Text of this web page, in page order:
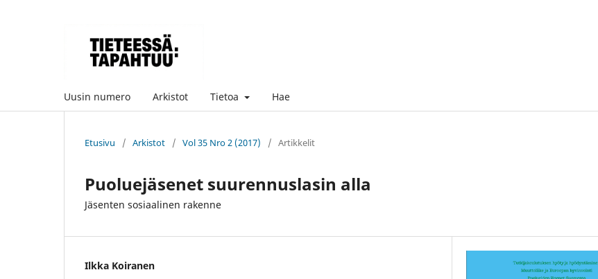
Uusin numero Arkistot Tietoa Hae
Etusivu / Arkistot / Vol 35 Nro 2 (2017) / Artikkelit
Puoluejäsenet suurennuslasin alla
Jäsenten sosiaalinen rakenne
Ilkka Koiranen